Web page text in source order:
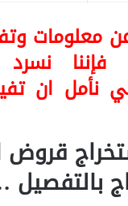
معلومات
فإننا
نأمل ان
قروض